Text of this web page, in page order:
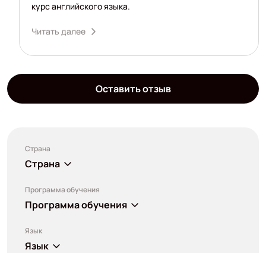
курс английского языка.
Читать далее
Оставить отзыв
Страна
Страна
Программа обучения
Программа обучения
Язык
Язык